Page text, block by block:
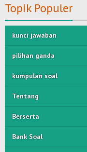
Topik Populer
kunci jawaban
pilihan ganda
kumpulan soal
Tentang
Berserta
Bank Soal